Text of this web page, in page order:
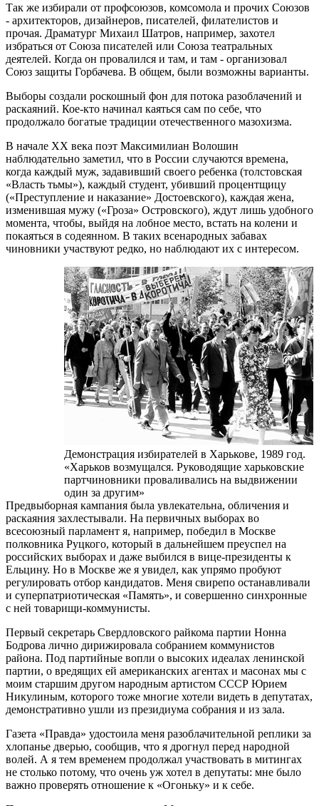
Так же избирали от профсоюзов, комсомола и прочих Союзов
- архитекторов, дизайнеров, писателей, филателистов и
прочая. Драматург Михаил Шатров, например, захотел
избраться от Союза писателей или Союза театральных
деятелей. Когда он провалился и там, и там - организовал
Союз защиты Горбачева. В общем, были возможны варианты.
Выборы создали роскошный фон для потока разоблачений и
раскаяний. Кое-кто начинал каяться сам по себе, что
продолжало богатые традиции отечественного мазохизма.
В начале ХХ века поэт Максимилиан Волошин
наблюдательно заметил, что в России случаются времена,
когда каждый муж, задавивший своего ребенка (толстовская
«Власть тьмы»), каждый студент, убивший процентщицу
(«Преступление и наказание» Достоевского), каждая жена,
изменившая мужу («Гроза» Островского), ждут лишь удобного
момента, чтобы, выйдя на лобное место, встать на колени и
покаяться в содеянном. В таких всенародных забавах
чиновники участвуют редко, но наблюдают их с интересом.
Демонстрация избирателей в Харькове, 1989 год.
«Харьков возмущался. Руководящие харьковские
партчиновники проваливались на выдвижении
один за другим»
Предвыборная кампания была увлекательна, обличения и
раскаяния захлестывали. На первичных выборах во
всесоюзный парламент я, например, победил в Москве
полковника Руцкого, который в дальнейшем преуспел на
российских выборах и даже выбился в вице-президенты к
Ельцину. Но в Москве же я увидел, как упрямо пробуют
регулировать отбор кандидатов. Меня свирепо останавливали
и суперпатриотическая «Память», и совершенно синхронные
с ней товарищи-коммунисты.
Первый секретарь Свердловского райкома партии Нонна
Бодрова лично дирижировала собранием коммунистов
района. Под партийные вопли о высоких идеалах ленинской
партии, о вредящих ей американских агентах и масонах мы с
моим старшим другом народным артистом СССР Юрием
Никулиным, которого тоже многие хотели видеть в депутатах,
демонстративно ушли из президиума собрания и из зала.
Газета «Правда» удостоила меня разоблачительной реплики за
хлопанье дверью, сообщив, что я дрогнул перед народной
волей. А я тем временем продолжал участвовать в митингах
не столько потому, что очень уж хотел в депутаты: мне было
важно проверять отношение к «Огоньку» и к себе.